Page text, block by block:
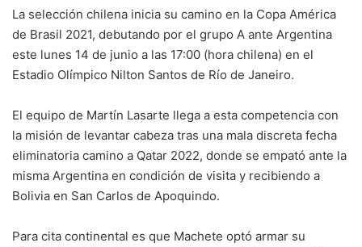
La selección chilena inicia su camino en la Copa América
de Brasil 2021, debutando por el grupo A ante Argentina
este lunes 14 de junio a las 17:00 (hora chilena) en el
Estadio Olímpico Nilton Santos de Río de Janeiro.
El equipo de Martín Lasarte llega a esta competencia con
la misión de levantar cabeza tras una mala discreta fecha
eliminatoria camino a Qatar 2022, donde se empató ante la
misma Argentina en condición de visita y recibiendo a
Bolivia en San Carlos de Apoquindo.
Para cita continental es que Machete optó armar su